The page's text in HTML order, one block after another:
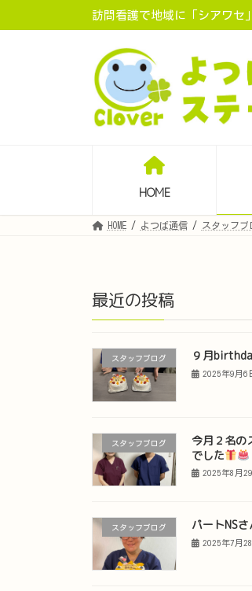
訪問看護で地域に「シアワセ
HOME
HOME よつば通信 スタッフブ
最近の投稿
スタッフブログ ９月
2025年9月6
スタッフブログ
今月２名の
でした
2025年8月
スタッフブログ パートNS
2025年7月